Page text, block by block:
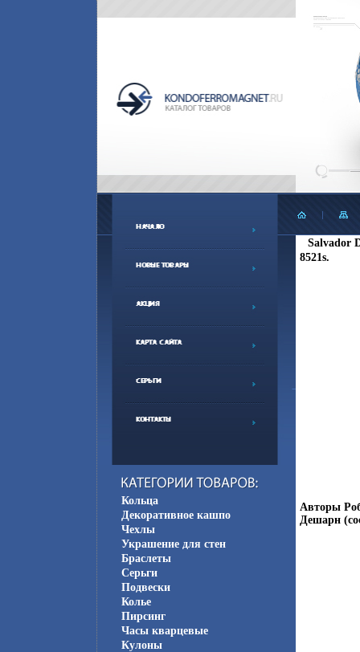
Кольца
Декоративное кашпо
Чехлы
Украшение для стен
Браслеты
Серьги
Подвески
Колье
Пирсинг
Часы кварцевые
Кулоны
Salvador
8521s.
Авторы
Дешарн